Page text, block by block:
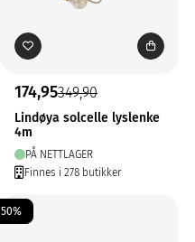
174,95349,90
Lindøya solcelle lyslenke
4m
PÅ NETTLAGER
Finnes i 278 butikker
50%